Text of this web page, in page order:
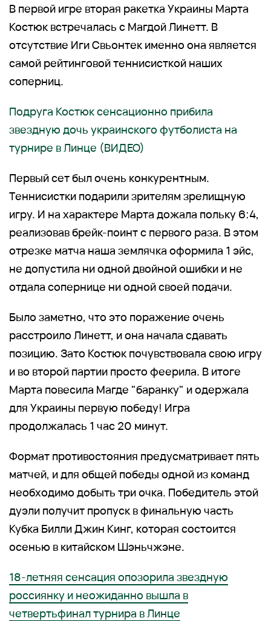
В первой игре вторая ракетка Украины Марта
Костюк встречалась с Магдой Линетт. В
отсутствие Иги Свьонтек именно она является
самой рейтинговой теннисисткой наших
соперниц.
Подруга Костюк сенсационно прибила
звездную дочь украинского футболиста на
турнире в Линце (ВИДЕО)
Первый сет был очень конкурентным.
Теннисистки подарили зрителям зрелищную
игру. И на характере Марта дожала польку 6:4,
реализовав брейк-поинт с первого раза. В этом
отрезке матча наша землячка оформила 1 эйс,
не допустила ни одной двойной ошибки и не
отдала сопернице ни одной своей подачи.
Было заметно, что это поражение очень
расстроило Линетт, и она начала сдавать
позицию. Зато Костюк почувствовала свою игру
и во второй партии просто феерила. В итоге
Марта повесила Магде "баранку" и одержала
для Украины первую победу! Игра
продолжалась 1 час 20 минут.
Формат противостояния предусматривает пять
матчей, и для общей победы одной из команд
необходимо добыть три очка. Победитель этой
дуэли получит пропуск в финальную часть
Кубка Билли Джин Кинг, которая состоится
осенью в китайском Шэньчжэне.
18-летняя сенсация опозорила звездную
россиянку и неожиданно вышла в
четвертьфинал турнира в Линце